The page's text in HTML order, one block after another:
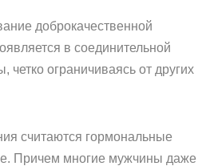
доброкачественной
в соединительной
четко ограничиваясь от других
считаются гормональные
Причем многие мужчины даже